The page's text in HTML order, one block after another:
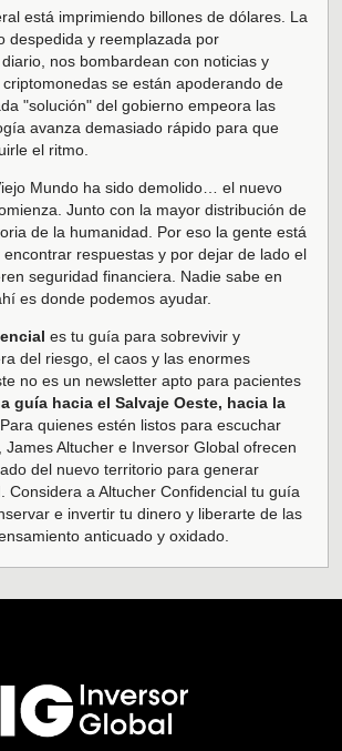
está imprimiendo billones de dólares. La
despedida y reemplazada por
nos bombardean con noticias y
se están apoderando de
"solución" del gobierno empeora las
avanza demasiado rápido para que
el ritmo.
Mundo ha sido demolido… el nuevo
Junto con la mayor distribución de
de la humanidad. Por eso la gente está
respuestas y por dejar de lado el
seguridad financiera. Nadie sabe en
es donde podemos ayudar.
es tu guía para sobrevivir y
del riesgo, el caos y las enormes
no es un newsletter apto para pacientes
guía hacia el Salvaje Oeste, hacia la
quienes estén listos para escuchar
James Altucher e Inversor Global ofrecen
del nuevo territorio para generar
Considera a Altucher Confidencial tu guía
e invertir tu dinero y liberarte de las
anticuado y oxidado.